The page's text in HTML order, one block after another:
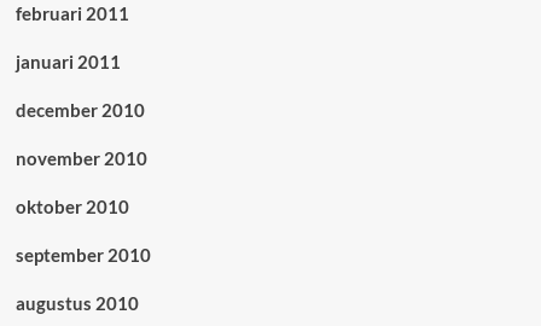
februari 2011
januari 2011
december 2010
november 2010
oktober 2010
september 2010
augustus 2010